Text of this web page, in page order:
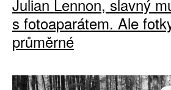
Julian Lennon, slavný
s fotoaparátem. Ale
průměrné